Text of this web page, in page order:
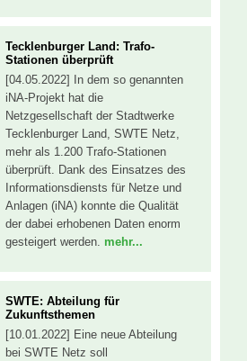
Tecklenburger Land: Trafo-
Stationen überprüft
[04.05.2022] In dem so genannten
iNA-Projekt hat die
Netzgesellschaft der Stadtwerke
Tecklenburger Land, SWTE Netz,
mehr als 1.200 Trafo-Stationen
überprüft. Dank des Einsatzes des
Informationsdiensts für Netze und
Anlagen (iNA) konnte die Qualität
der dabei erhobenen Daten enorm
gesteigert werden. mehr...
SWTE: Abteilung für
Zukunftsthemen
[10.01.2022] Eine neue Abteilung
bei SWTE Netz soll